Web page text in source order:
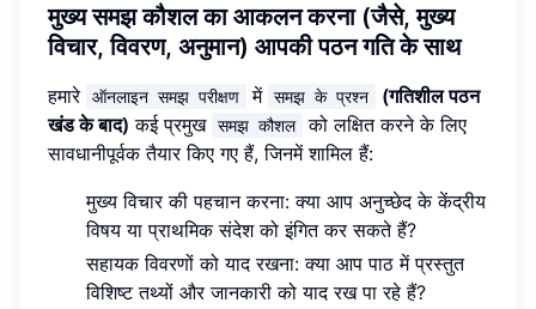
मुख्य समझ कौशल का आकलन करना (जैसे, मुख्य
विचार, विवरण, अनुमान) आपकी पठन गति के साथ
हमारे ऑनलाइन समझ परीक्षण में समझ के प्रश्न
(गतिशील पठन
खंड के बाद) कई प्रमुख समझ कौशल को लक्षित करने के लिए
सावधानीपूर्वक तैयार किए गए हैं, जिनमें शामिल हैं:
मुख्य विचार की पहचान करना: क्या आप अनुच्छेद के केंद्रीय
विषय या प्राथमिक संदेश को इंगित कर सकते हैं?
सहायक विवरणों को याद रखना: क्या आप पाठ में प्रस्तुत
विशिष्ट तथ्यों और जानकारी को याद रख पा रहे हैं?